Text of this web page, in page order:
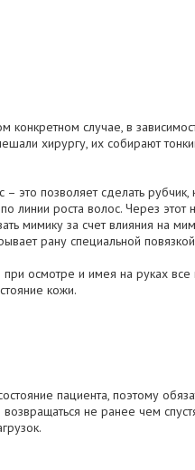
случае, в
хирургу, их собирают
позволяет сделать рубчик,
роста волос. Через этот
мимику за счет влияния на
рану специальной
при осмотре и имея на руках
кожи.
пациента, поэтому
не ранее чем